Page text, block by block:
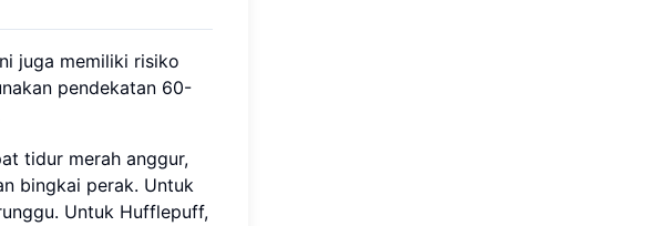
juga memiliki risiko
pendekatan 60-
tidur merah anggur,
bingkai perak. Untuk
Untuk Hufflepuff,